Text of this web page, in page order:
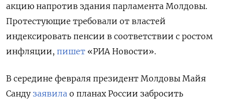
акцию напротив здания парламента Молдовы.
Протестующие требовали от властей
индексировать пенсии в соответствии с ростом
инфляции, пишет «РИА Новости».
В середине февраля президент Молдовы Майя
Санду заявила о планах России забросить